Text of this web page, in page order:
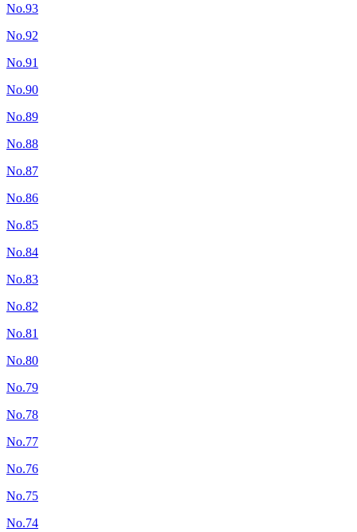
No.93
No.92
No.91
No.90
No.89
No.88
No.87
No.86
No.85
No.84
No.83
No.82
No.81
No.80
No.79
No.78
No.77
No.76
No.75
No.74